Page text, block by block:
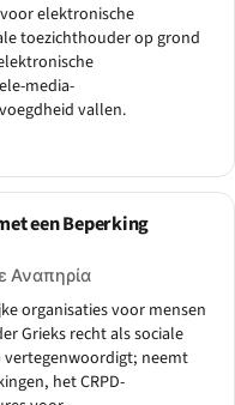
elektronische
toezichthouder op grond
media-
vallen.
een Beperking
Αναπηρία
organisaties voor mensen
Grieks recht als sociale
vertegenwoordigt; neemt
het CRPD-